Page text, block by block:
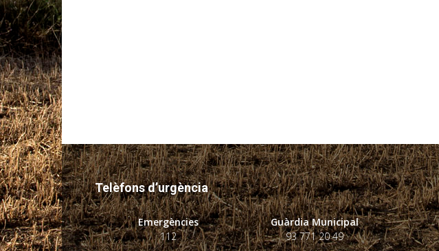
Telèfons d’urgència
Emergències
112
Guàrdia Municipal
93 771 20 49